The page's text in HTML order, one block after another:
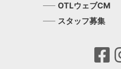
OTLウェブCM
スタッフ募集